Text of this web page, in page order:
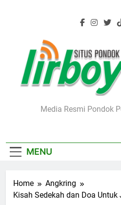
Lirboyo.net
Media Resmi Pondok
MENU
Home
Angkring
Kisah Sedekah dan Doa Untuk